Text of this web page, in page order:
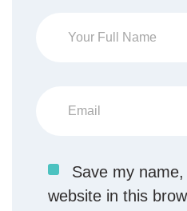
Save my
website in this